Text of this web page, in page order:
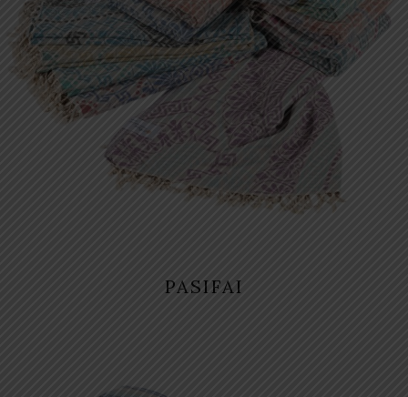
PASIFAI